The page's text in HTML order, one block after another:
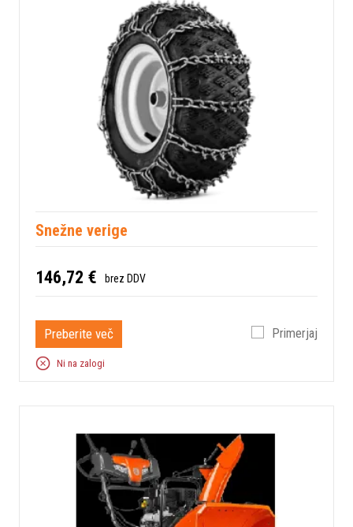
Snežne verige
146,72 € brez DDV
Preberite več Primerjaj
Ni na zalogi